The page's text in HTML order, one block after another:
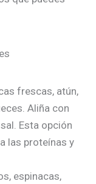
frescas, atún,
Aliña con
Esta opción
las proteínas y
espinacas,